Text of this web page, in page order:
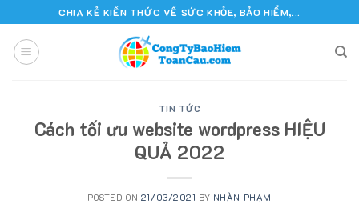
to
content
CHIA KẺ KIẾN THỨC VỀ SỨC KHỎE, BẢO HIỂM,...
TIN TỨC
Cách tối ưu website wordpress HIỆU
QUẢ 2022
POSTED ON 21/03/2021 BY NHÀN PHẠM